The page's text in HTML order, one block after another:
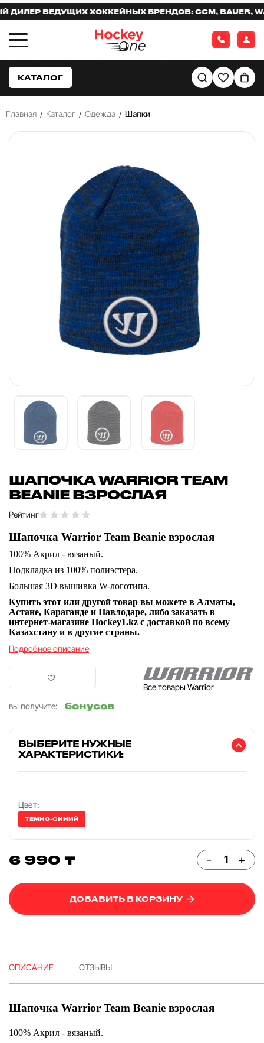
ВЕДУЩИХ ХОККЕЙНЫХ БРЕНДОВ: CCM, BAUER,
КАТАЛОГ
Главная / Каталог / Одежда / Шапки
ШАПОЧКА WARRIOR TEAM
BEANIE ВЗРОСЛАЯ
Рейтинг
Шапочка Warrior Team Beanie взрослая
100% Акрил - вязаный.
Подкладка из 100% полиэстера.
Большая 3D вышивка W-логотипа.
Купить этот или другой товар вы можете в Алматы,
Астане, Караганде и Павлодаре, либо заказать в
интернет-магазине Hockey1.kz с доставкой по всему
Казахстану и в другие страны.
Подробное описание
Все товары Warrior
вы получите:
бонусов
ВЫБЕРИТЕ НУЖНЫЕ
ХАРАКТЕРИСТИКИ:
Цвет:
ТЕМНО-СИНИЙ
6 990 ₸ - +
ДОБАВИТЬ В КОРЗИНУ
ОПИСАНИЕ ОТЗЫВЫ
Шапочка Warrior Team Beanie взрослая
100% Акрил - вязаный.